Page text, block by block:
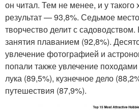
он читал. Тем не менее, и у
результат — 93,8%. Седьмое
творчество делит с
занятия плаванием (92,8%).
увлечение фотографией и
попали также увлечение
лука (89,5%), кузнечное дело
путешествия (87,9%).